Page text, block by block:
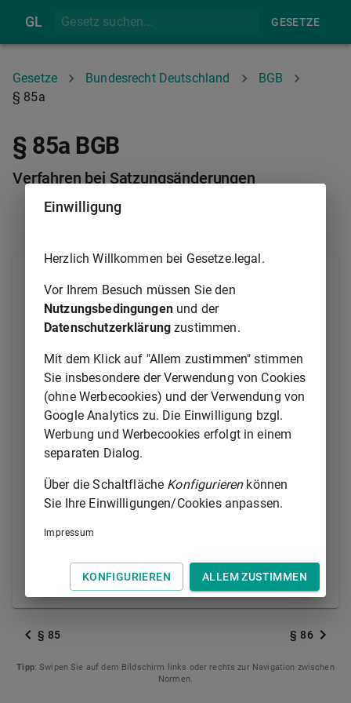
GL GESETZE
Gesetze Bundesrecht Deutschland
BGB
§ 85a
§ 85a BGB
Verfahren bei Satzungsänderungen
anderes durch die Satzung dazu bestimmtes
Stiftungsorgan geändert werden. Die
Satzungsänderung bedarf der Genehmigung der
nach Landesrecht zuständigen Behörde.
(2) Die Behörde kann die Satzung nach § 85
ändern, wenn die Satzungsänderung notwendig ist
und das zuständige Stiftungsorgan sie nicht
rechtzeitig beschließt.
Stiftung in den Zuständigkeitsbereich einer anderen
Behörde verlegt werden soll, bedarf die nach Absatz 1
Satz 2 erforderliche Genehmigung der
deren Zuständigkeitsbereich der neue Sitz begründet
werden soll.
§ 85 § 86
Tipp: Swipen Sie auf dem Bildschirm links oder rechts zur Navigation zwischen
Normen.
Einwilligung
Herzlich Willkommen bei Gesetze.legal.
Vor Ihrem Besuch müssen Sie den
Nutzungsbedingungenund der
Datenschutzerklärung zustimmen.
Mit dem Klick auf "Allem zustimmen" stimmen
Sie insbesondere der Verwendung von Cookies
(ohne Werbecookies) und der Verwendung von
Google Analytics zu. Die Einwilligung bzgl.
Werbung und Werbecookies erfolgt in einem
separaten Dialog.
Über die Schaltfläche Konfigurierenkönnen
Sie Ihre Einwilligungen/Cookies anpassen.
Impressum
KONFIGURIEREN ALLEM ZUSTIMMEN